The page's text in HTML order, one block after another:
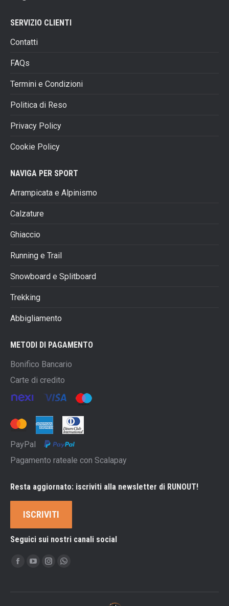
SERVIZIO CLIENTI
Contatti
FAQs
Termini e Condizioni
Politica di Reso
Privacy Policy
Cookie Policy
NAVIGA PER SPORT
Arrampicata e Alpinismo
Calzature
Ghiaccio
Running e Trail
Snowboard e Splitboard
Trekking
Abbigliamento
METODI DI PAGAMENTO
Bonifico Bancario
Carte di credito
PayPal
Pagamento rateale con Scalapay
Resta aggiornato: iscriviti alla newsletter di RUNOUT!
ISCRIVITI
Seguici sui nostri canali social
Ci puoi trovare su:
Facebook
opens
YouTube
opens
Instagram
opens
Whatsapp
opens